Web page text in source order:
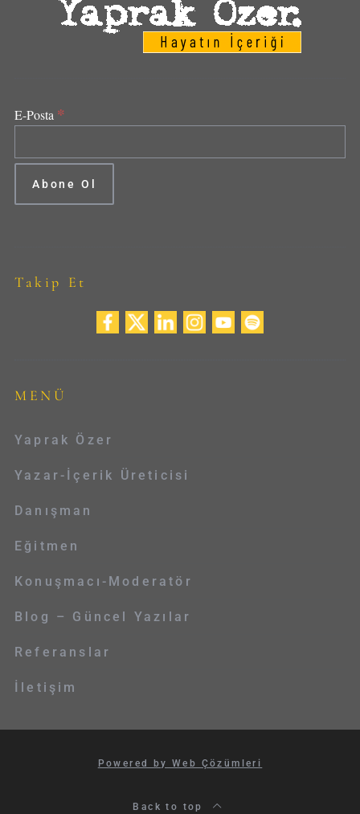
E-Posta *
Takip Et
MENÜ
Yaprak Özer
Yazar-İçerik Üreticisi
Danışman
Eğitmen
Konuşmacı-Moderatör
Blog – Güncel Yazılar
Referanslar
İletişim
Powered by Web Çözümleri
Back to top